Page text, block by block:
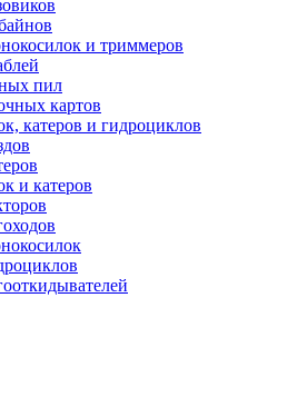
и триммеров
пил
картов
катеров и гидроциклов
и катеров